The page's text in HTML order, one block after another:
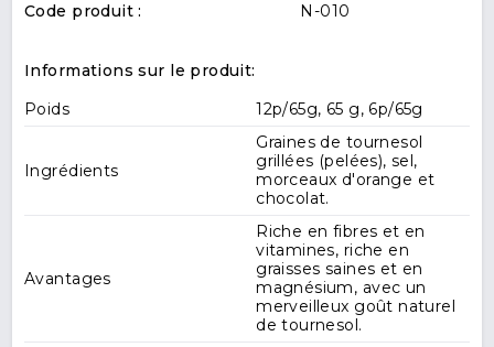
Code produit :
N-010
Informations sur le produit:
Poids
12p/65g, 65 g, 6p/65g
Ingrédients
Graines de tournesol
grillées (pelées), sel,
morceaux d'orange et
chocolat.
Avantages
Riche en fibres et en
vitamines, riche en
graisses saines et en
magnésium, avec un
merveilleux goût naturel
de tournesol.